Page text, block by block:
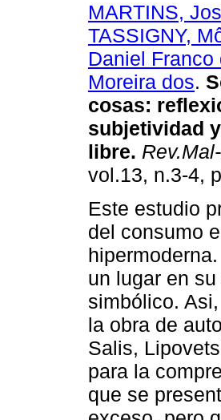
MARTINS,
TASSIGNY,
Daniel Franco
Moreira dos.
cosas:
subjetividad
libre.
vol.13, n.3-4,
Este estudio
del consumo
un lugar en
simbólico.
la obra de
Salis,
para la
que se